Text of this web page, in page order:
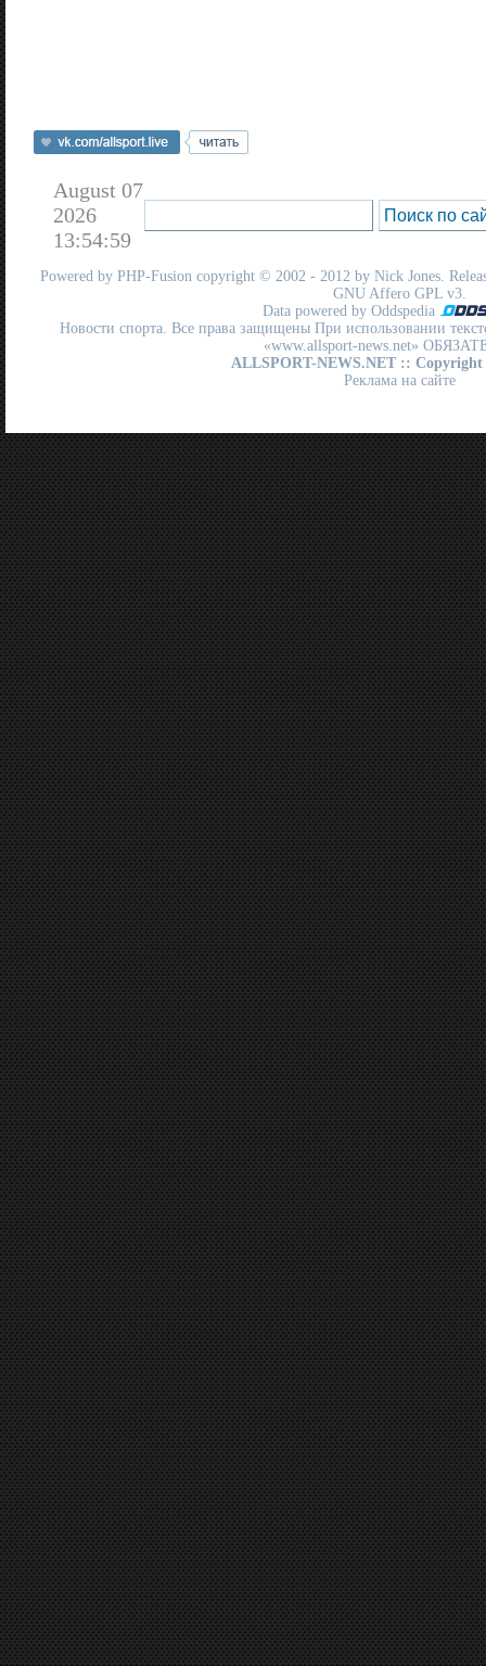
August 07
2026
13:54:59
Powered by PHP-Fusion copyright © 2002 - 2012 by Nick Jones.
GNU Affero GPL v3.
Data powered by Oddspedia
Новости спорта. Все права защищены При использовании
«www.allsport-news.net»
ALLSPORT-NEWS.NET :: Copyright
Реклама на сайте